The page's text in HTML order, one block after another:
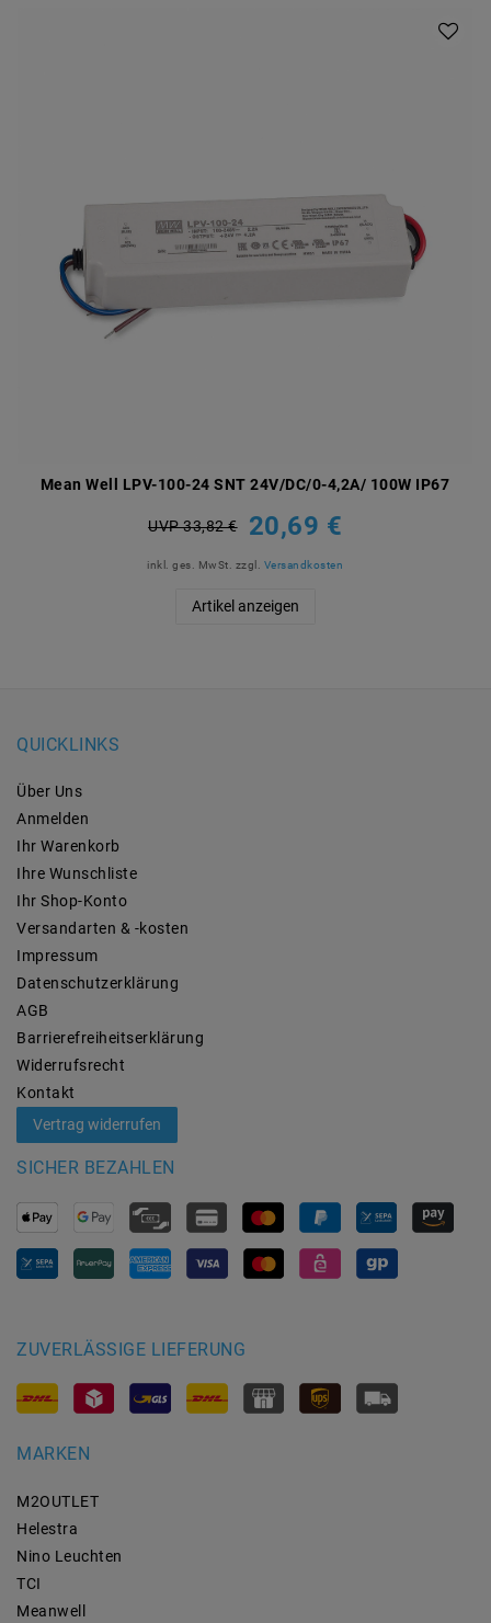
Mean Well LPV-100-24 SNT 24V/DC/0-4,2A/ 100W IP67
UVP 33,82 € 20,69 €
inkl. ges. MwSt. zzgl. Versandkosten
Artikel anzeigen
QUICKLINKS
Über Uns
Anmelden
Ihr Warenkorb
Ihre Wunschliste
Ihr Shop-Konto
Versandarten & -kosten
Impressum
Daten­schutz­erklärung
AGB
Barrierefreiheitserklärung
Widerrufs­recht
Kontakt
Vertrag widerrufen
SICHER BEZAHLEN
ZUVERLÄSSIGE LIEFERUNG
MARKEN
M2OUTLET
Helestra
Nino Leuchten
TCI
Meanwell